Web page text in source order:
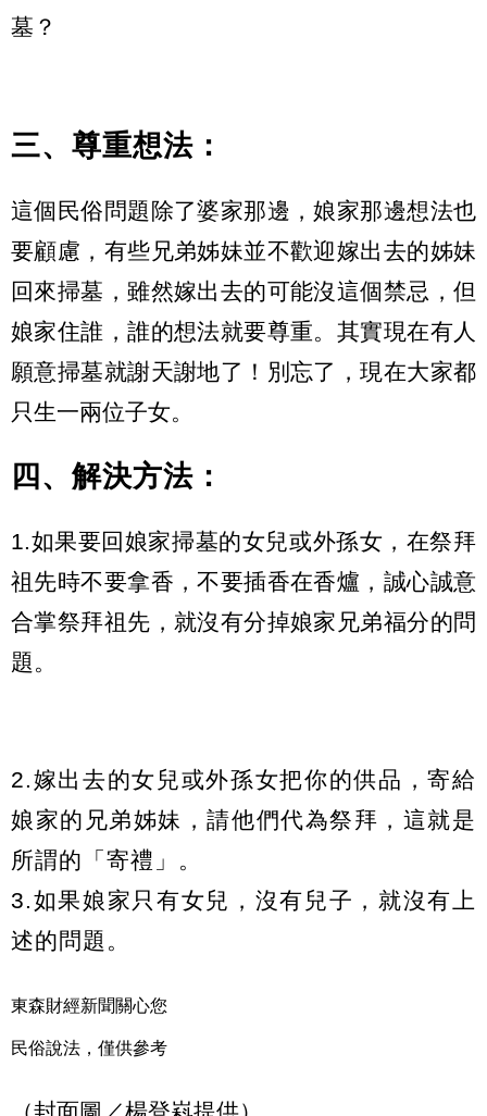
墓？
三、尊重想法：
這個民俗問題除了婆家那邊，娘家那邊想法也
要顧慮，有些兄弟姊妹並不歡迎嫁出去的姊妹
回來掃墓，雖然嫁出去的可能沒這個禁忌，但
娘家住誰，誰的想法就要尊重。其實現在有人
願意掃墓就謝天謝地了！別忘了，現在大家都
只生一兩位子女。
四、解決方法：
1.如果要回娘家掃墓的女兒或外孫女，在祭拜
祖先時不要拿香，不要插香在香爐，誠心誠意
合掌祭拜祖先，就沒有分掉娘家兄弟福分的問
題。
2.嫁出去的女兒或外孫女把你的供品，寄給
娘家的兄弟姊妹，請他們代為祭拜，這就是
所謂的「寄禮」。
3.如果娘家只有女兒，沒有兒子，就沒有上
述的問題。
東森財經新聞關心您
民俗說法，僅供參考
（封面圖／楊登嵙提供）